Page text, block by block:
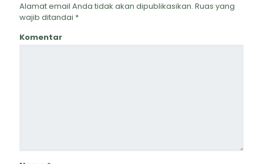
Alamat email Anda tidak akan dipublikasikan. Ruas yang
wajib ditandai *
Komentar